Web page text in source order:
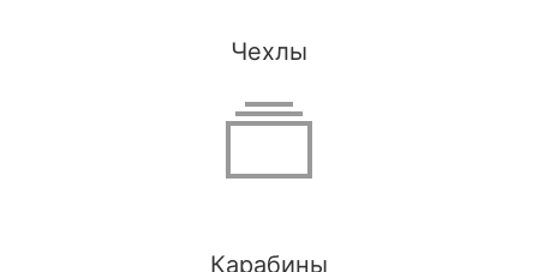
Чехлы
Карабины